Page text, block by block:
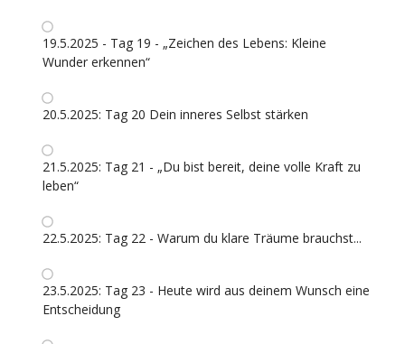
19.5.2025 - Tag 19 - „Zeichen des Lebens: Kleine
Wunder erkennen“
20.5.2025: Tag 20 Dein inneres Selbst stärken
21.5.2025: Tag 21 - „Du bist bereit, deine volle Kraft zu
leben“
22.5.2025: Tag 22 - Warum du klare Träume brauchst...
23.5.2025: Tag 23 - Heute wird aus deinem Wunsch eine
Entscheidung